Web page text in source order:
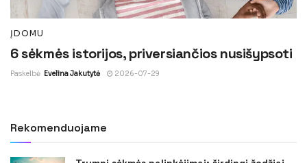
ĮDOMU
6 sėkmės istorijos, priversiančios nusišypsoti
Paskelbė Evelina Jakutytė 2026-07-29
Rekomenduojame